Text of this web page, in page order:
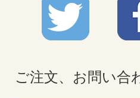
ご注文、お問い合